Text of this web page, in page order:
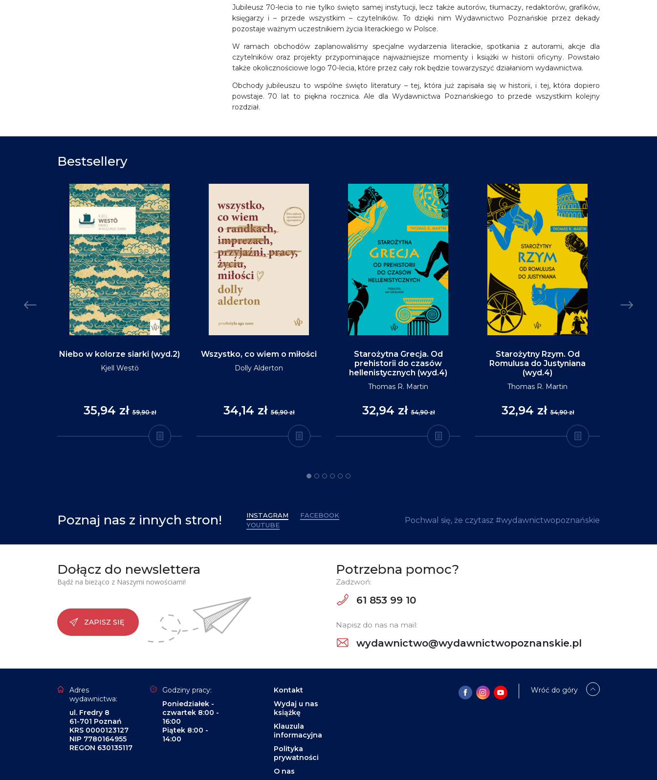
Jubileusz 70-lecia to nie tylko święto samej instytucji, lecz także autorów, tłumaczy, redaktorów, grafików,
księgarzy i – przede wszystkim – czytelników. To dzięki nim Wydawnictwo Poznańskie przez dekady
pozostaje ważnym uczestnikiem życia literackiego w Polsce.
W ramach obchodów zaplanowaliśmy specjalnewydarzenia literackie, spotkania z autorami, akcje dla
czytelników oraz projekty przypominające najważniejsze momenty i książki w historii oficyny. Powstało
także okolicznościowe logo 70-lecia, które przez cały rok będzie towarzyszyć działaniom wydawnictwa.
Obchody jubileuszu to wspólne święto literatury – tej, która już zapisała się w historii, i tej, która dopiero
powstaje. 70 lat to piękna rocznica. Ale dla Wydawnictwa Poznańskiego to przede wszystkim kolejny
rozdział.
Bestsellery
Niebo w kolorze siarki (wyd.2)
Kjell Westö
35,94 zł59,90 zł
Wszystko, co wiem o miłości
Dolly Alderton
34,14 zł 56,90 zł
Starożytna Grecja. Od
prehistorii do czasów
hellenistycznych (wyd.4)
Thomas R. Martin
32,94 zł54,90 zł
Starożytny Rzym. Od
Romulusa do Justyniana
(wyd.4)
Thomas R. Martin
32,94 zł54,90 zł
Poznaj nas z innych stron! INSTAGRAM
FACEBOOK
YOUTUBE
Pochwal się, że czytasz #wydawnictwopoznańskie
Dołącz do newslettera
Bądź na bieżąco z Naszymi nowościami!
ZAPISZ SIĘ
Potrzebna pomoc?
Zadzwoń:
61 853 99 10
Napisz do nas na mail:
wydawnictwo@wydawnictwopoznanskie.pl
Adres
wydawnictwa:
ul. Fredry 8
61-701 Poznań
KRS 0000123127
NIP 7780164955
REGON 630135117
Godziny pracy:
Poniedziałek -
czwartek 8:00 -
16:00
Piątek 8:00 -
14:00
Kontakt
Wydaj u nas
książkę
Klauzula
informacyjna
Polityka
prywatności
O nas
Wróć do góry